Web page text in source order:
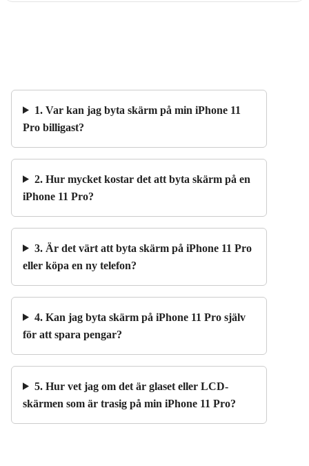
1. Var kan jag byta skärm på min iPhone 11
Pro billigast?
2. Hur mycket kostar det att byta skärm på en
iPhone 11 Pro?
3. Är det värt att byta skärm på iPhone 11 Pro
eller köpa en ny telefon?
4. Kan jag byta skärm på iPhone 11 Pro själv
för att spara pengar?
5. Hur vet jag om det är glaset eller LCD-
skärmen som är trasig på min iPhone 11 Pro?